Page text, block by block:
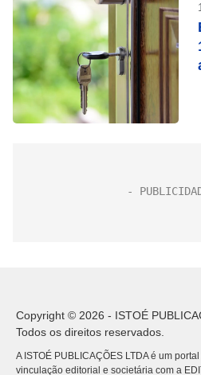
Copyright © 2026 - ISTOÉ
Todos os direitos reservados.
A ISTOÉ PUBLICAÇÕES LTDA é um
vinculação editorial e societária com a